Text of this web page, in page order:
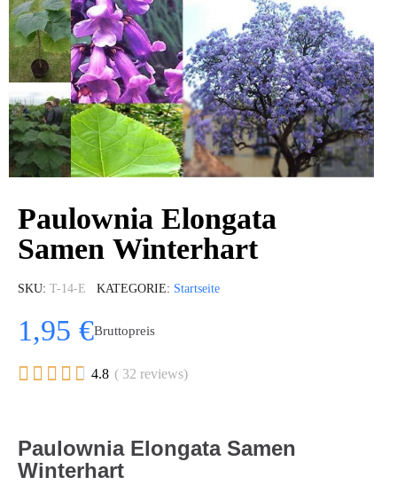
Paulownia Elongata
Samen Winterhart
SKU T-14-E KATEGORIE Startseite
1,95 €Bruttopreis
     4.8 ( 32 reviews)
Paulownia Elongata Samen
Winterhart